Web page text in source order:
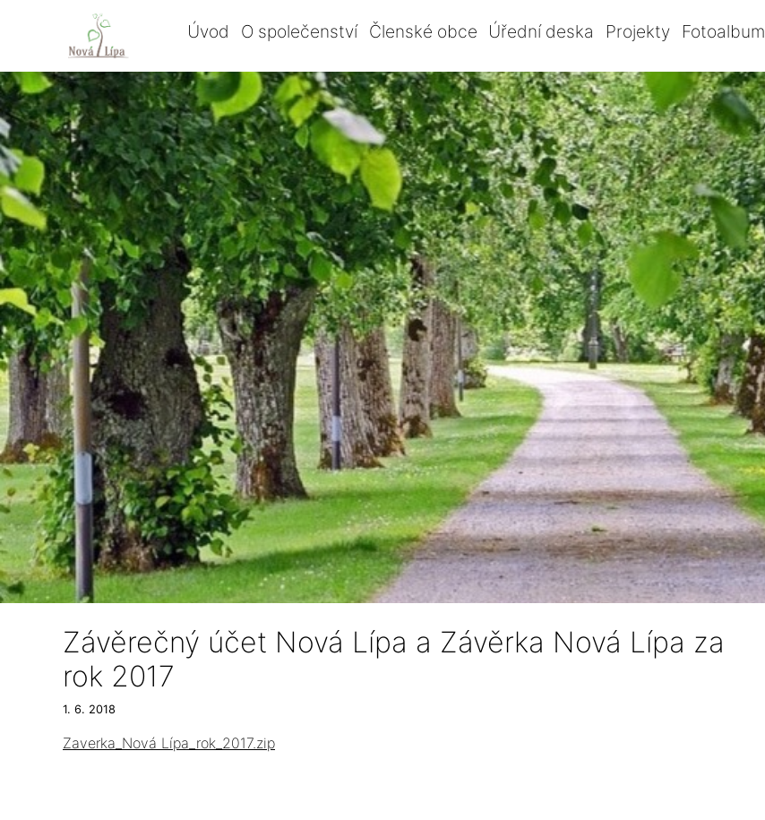
Úvod O společenství Členské obce Úřední deska Projekty Fotoalbum
Závěrečný účet Nová Lípa a Závěrka Nová Lípa za
rok 2017
1. 6. 2018
Zaverka_Nová Lípa_rok_2017.zip